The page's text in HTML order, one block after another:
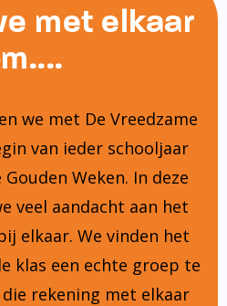
met elkaar
we met De Vreedzame
van ieder schooljaar
Weken. In deze
veel aandacht aan het
elkaar. We vinden het
klas een echte groep te
rekening met elkaar